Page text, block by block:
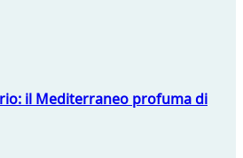
il Mediterraneo profuma di